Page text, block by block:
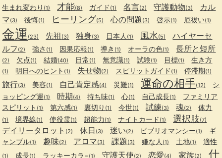
生まれ変わり (1) 才能(8) ガイド (1) 名言(2) 守護動物(3)
カル
マ(3) 後悔(1) ヒーリング(5) 心の問題 (3) 啓示(1) 厄祓い(1)
金運 (23) 先祖 (3) 独身(3) 日本人 (1) 風水(5)
ハイヤーセ
ルフ (2) 強さ (1) 因果応報(1) 導き (1) オーラの色(1) 長所と短所
(2) 欠点(1) 結婚(40) 日常 (1) 無意識(1) 試験(1) 目標(1) 生き方
(1) 明日へのヒント (1) 失せ物(2) スピリットガイド (1) 停滞期(1)
旅行(3) 美容(1) 自己肯定感(4) 災難(1) 運命の相手(12)
シ
ョッピング運(1) 時期(4) 持ち味(1) 心(1) 自己成長(1)
ファミリア
スピリット (1) 第六感(1) 裏切り (1) 今世(1) 試練(3) 魂(2) 体力
(1) 境界線(1) 使役霊(1) 超能力 (1) ナイトカード (1) 選択肢(7)
デイリータロット (2) 休日 (3) 迷い(2) ビブリオマンシー(1)
ギ
ャンブル(1) 趣味(2) アロマ(3) 課題 (3) 嫌な人 (1) 土地(1) 適性
(1) 成長(1) ラッキーカラ−(1) 守護天使(2) 恋愛(4) 家族(2)
仕